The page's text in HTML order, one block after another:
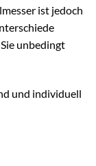
ist jedoch
unbedingt
und individuell